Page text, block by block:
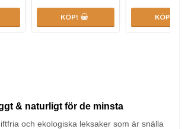
KÖP! KÖP!
& naturligt för de minsta
och ekologiska leksaker som är snälla